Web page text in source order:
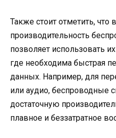
Также стоит отметить, что
производительность
позволяет использовать
где необходима быстрая
данных. Например, для
или аудио, беспроводные
достаточную
плавное и беззатратное